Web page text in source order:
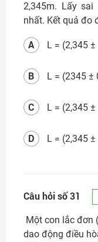
2,345m. Lấy
nhất. Kết quả đo
L = (2,345 ±
A
L = (2345 ±
B
L = (2,345 ±
C
L = (2,345 ±
D
Câu hỏi số 31
Một con lắc đơn
dao động điều